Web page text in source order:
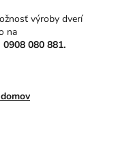
výroby dverí
na
080 881.